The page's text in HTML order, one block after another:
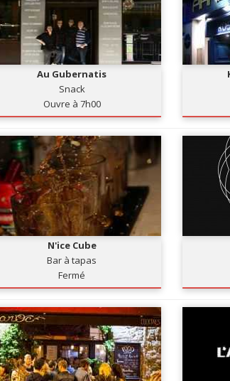
Au Gubernatis
Snack
Ouvre à 7h00
N'ice Cube
Bar à tapas
Fermé